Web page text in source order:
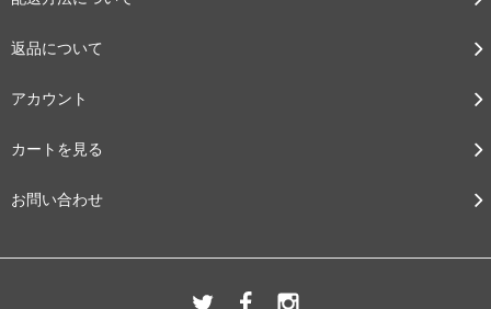
返品について
アカウント
カートを見る
お問い合わせ